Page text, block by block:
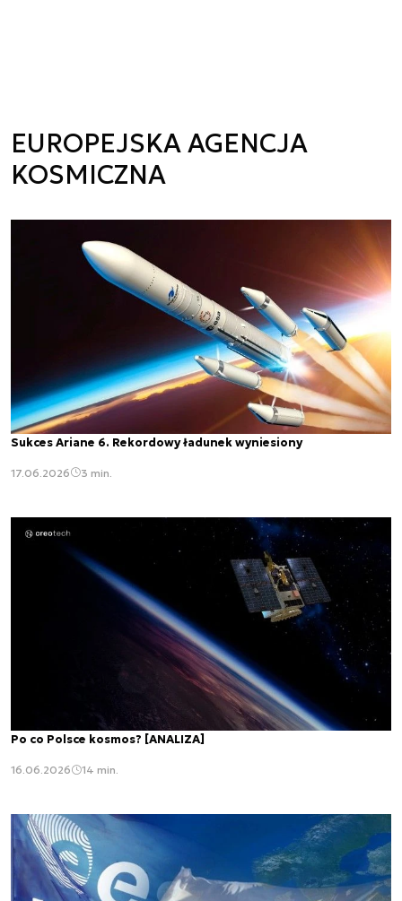
EUROPEJSKA AGENCJA
KOSMICZNA
Sukces Ariane 6. Rekordowy ładunek wyniesiony
17.06.2026 3 min.
Po co Polsce kosmos? [ANALIZA]
16.06.2026 14 min.